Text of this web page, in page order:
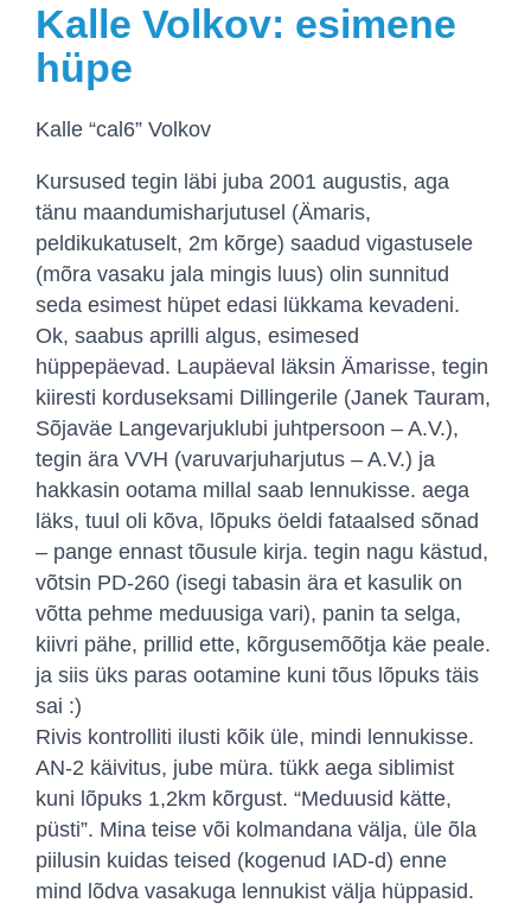
Kalle Volkov: esimene
hüpe
Kalle “cal6” Volkov
Kursused tegin läbi juba 2001 augustis, aga
tänu maandumisharjutusel (Ämaris,
peldikukatuselt, 2m kõrge) saadud vigastusele
(mõra vasaku jala mingis luus) olin sunnitud
seda esimest hüpet edasi lükkama kevadeni.
Ok, saabus aprilli algus, esimesed
hüppepäevad. Laupäeval läksin Ämarisse, tegin
kiiresti korduseksami Dillingerile (Janek Tauram,
Sõjaväe Langevarjuklubi juhtpersoon – A.V.),
tegin ära VVH (varuvarjuharjutus – A.V.) ja
hakkasin ootama millal saab lennukisse. aega
läks, tuul oli kõva, lõpuks öeldi fataalsed sõnad
– pange ennast tõusule kirja. tegin nagu kästud,
võtsin PD-260 (isegi tabasin ära et kasulik on
võtta pehme meduusiga vari), panin ta selga,
kiivri pähe, prillid ette, kõrgusemõõtja käe peale.
ja siis üks paras ootamine kuni tõus lõpuks täis
sai :)
Rivis kontrolliti ilusti kõik üle, mindi lennukisse.
AN-2 käivitus, jube müra. tükk aega siblimist
kuni lõpuks 1,2km kõrgust. “Meduusid kätte,
püsti”. Mina teise või kolmandana välja, üle õla
piilusin kuidas teised (kogenud IAD-d) enne
mind lõdva vasakuga lennukist välja hüppasid.